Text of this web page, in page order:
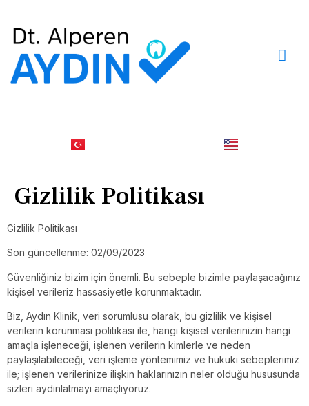
Gizlilik Politikası
Gizlilik Politikası
Son güncellenme: 02/09/2023
Güvenliğiniz bizim için önemli. Bu sebeple bizimle paylaşacağınız
kişisel verileriz hassasiyetle korunmaktadır.
Biz, Aydın Klinik, veri sorumlusu olarak, bu gizlilik ve kişisel
verilerin korunması politikası ile, hangi kişisel verilerinizin hangi
amaçla işleneceği, işlenen verilerin kimlerle ve neden
paylaşılabileceği, veri işleme yöntemimiz ve hukuki sebeplerimiz
ile; işlenen verilerinize ilişkin haklarınızın neler olduğu hususunda
sizleri aydınlatmayı amaçlıyoruz.